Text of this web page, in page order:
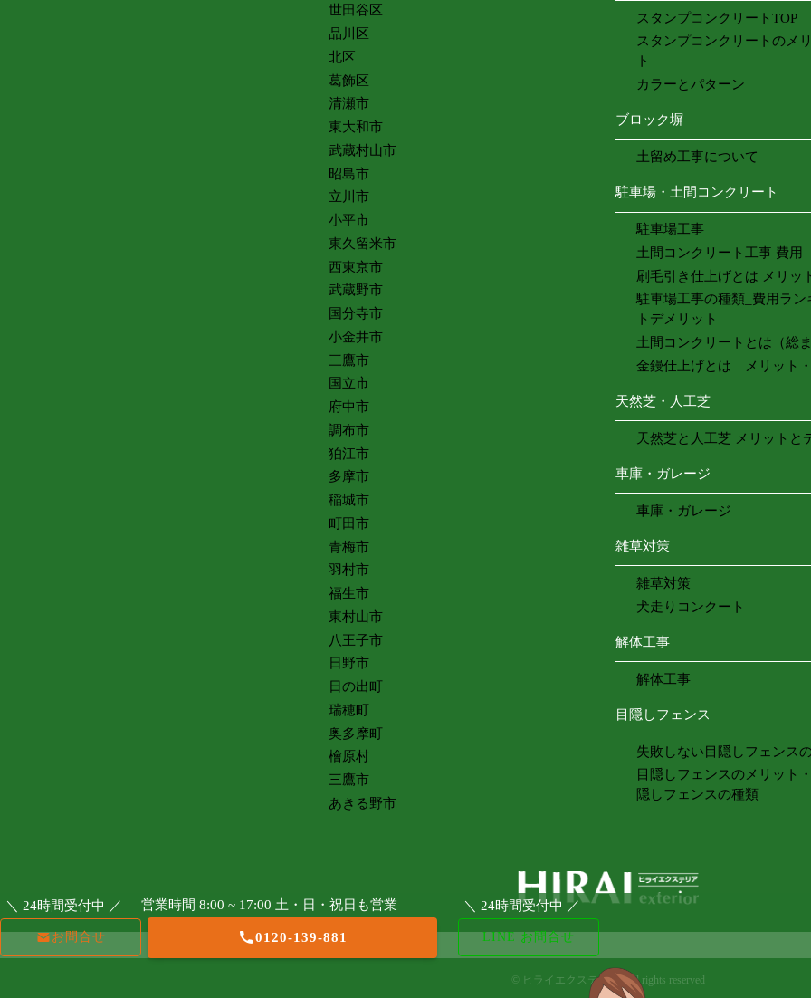
世田谷区
品川区
北区
葛飾区
清瀬市
東大和市
武蔵村山市
昭島市
立川市
小平市
東久留米市
西東京市
武蔵野市
国分寺市
小金井市
三鷹市
国立市
府中市
調布市
狛江市
多摩市
稲城市
町田市
青梅市
羽村市
福生市
東村山市
八王子市
日野市
日の出町
瑞穂町
奥多摩町
檜原村
三鷹市
あきる野市
スタンプコンクリートTOP
スタンプコンクリートのメ
ト
カラーとパターン
ブロック塀
土留め工事について
駐車場・土間コンクリート
駐車場工事
土間コンクリート工事 費用
刷毛引き仕上げとは メリッ
駐車場工事の種類_費用ラン
トデメリット
土間コンクリートとは（総ま
金鏝仕上げとは メリット
天然芝・人工芝
天然芝と人工芝 メリットと
車庫・ガレージ
車庫・ガレージ
雑草対策
雑草対策
犬走りコンクート
解体工事
解体工事
目隠しフェンス
失敗しない目隠しフェンス
目隠しフェンスのメリット
隠しフェンスの種類
＼ 24時間受付中 ／
お問合せ
営業時間 8:00 ~ 17:00 土・日・祝日も営業
0120-139-881
＼ 24時間受付中 ／
LINE お問合せ
© ヒライエクステリア. All rights reserved